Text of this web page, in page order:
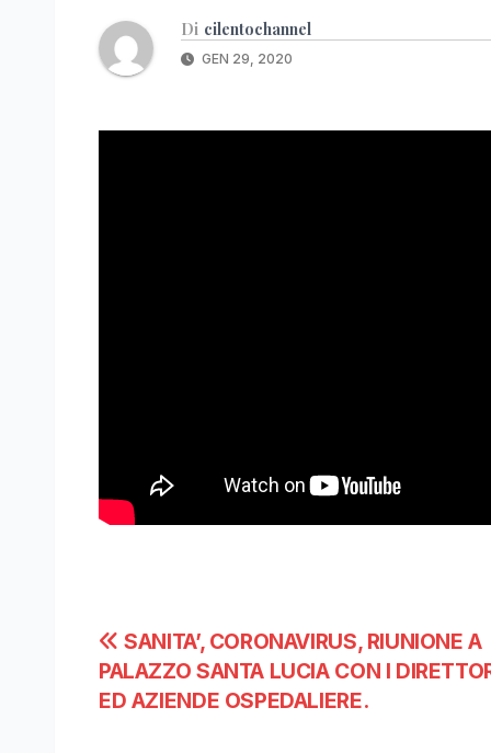
Di cilentochannel
GEN 29, 2020
Navigazione
articoli
SANITA’, CORONAVIRUS, RIUNIONE A
PALAZZO SANTA LUCIA CON I
ED AZIENDE OSPEDALIERE.